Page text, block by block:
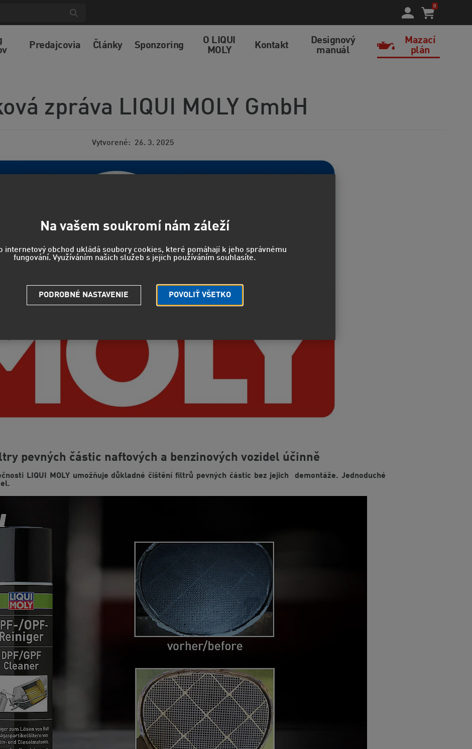
0
Predajcovia Články Sponzoring
O LIQUI
MOLY
Kontakt
Designový
manuál
Mazací
plán
zpráva LIQUI MOLY GmbH
Vytvorené 26. 3. 2025
pevných částic naftových a benzinových vozidel účinně
LIQUI MOLY umožňuje důkladné čištění filtrů pevných částic bez jejich demontáže. Jednoduché
Na vašem soukromí nám záleží
internetový obchod ukládá soubory cookies, které pomáhají k jeho správnému
fungování. Využíváním našich služeb s jejich používáním souhlasíte.
POVOLIŤ VŠETKO
PODROBNÉ NASTAVENIE